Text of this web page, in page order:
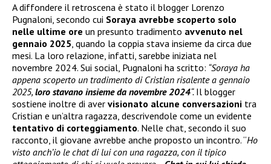
A diffondere il retroscena è stato il blogger Lorenzo
Pugnaloni, secondo cui Soraya avrebbe scoperto solo
nelle ultime ore un presunto tradimento avvenuto nel
gennaio 2025 , quando la coppia stava insieme da circa due
mesi. La loro relazione, infatti, sarebbe iniziata nel
novembre 2024. Sui social, Pugnaloni ha scritto: “Soraya ha
appena scoperto un tradimento di Cristian risalente a gennaio
2025, loro stavano insieme da novembre 2024“. Il blogger
sostiene inoltre di aver visionato alcune conversazioni tra
Cristian e un’altra ragazza, descrivendole come un evidente
tentativo di corteggiamento. Nelle chat, secondo il suo
racconto, il giovane avrebbe anche proposto un incontro. “Ho
visto anch’io le chat di lui con una ragazza, con il tipico